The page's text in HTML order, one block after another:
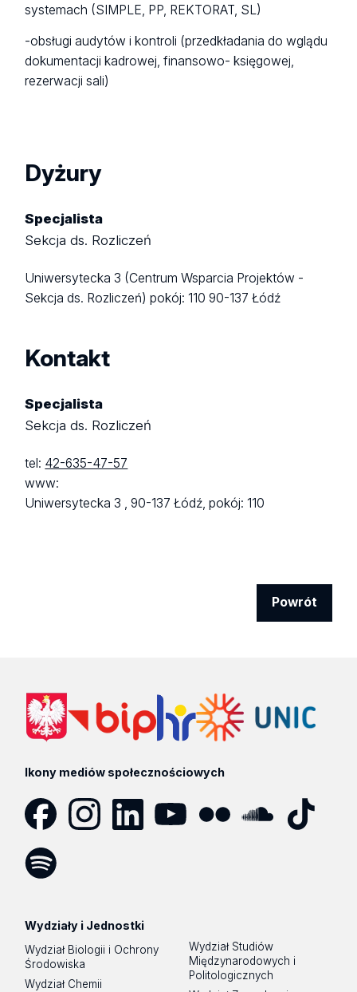
systemach (SIMPLE, PP, REKTORAT, SL)
-obsługi audytów i kontroli (przedkładania do wglądu
dokumentacji kadrowej, finansowo- księgowej,
rezerwacji sali)
Dyżury
Specjalista
Sekcja ds. Rozliczeń
Uniwersytecka 3 (Centrum Wsparcia Projektów -
Sekcja ds. Rozliczeń)pokój: 11090-137 Łódź
Kontakt
Specjalista
Sekcja ds. Rozliczeń
tel: 42-635-47-57
www:
Uniwersytecka 3 ,90-137 Łódź,pokój: 110
Powrót
Ikony mediów społecznościowych
Wydziały i Jednostki
Wydział Biologii i Ochrony
Środowiska
Wydział Chemii
Wydział Studiów
Międzynarodowych i
Politologicznych